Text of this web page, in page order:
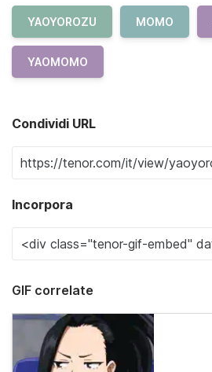
YAOYOROZU MOMO
YAOMOMO
Condividi URL
Incorpora
GIF correlate